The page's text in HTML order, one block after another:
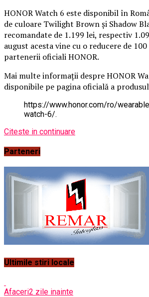
HONOR Watch 6 este disponibil în
de culoare Twilight Brown și Shadow
recomandate de 1.199 lei, respectiv
august acesta vine cu o reducere de
partenerii oficiali HONOR.
Mai multe informații despre HONOR
disponibile pe pagina oficială a
https://www.honor.com/ro/
watch-6/.
Citeste in continuare
Parteneri
Ultimile stiri locale
Afaceri2 zile inainte